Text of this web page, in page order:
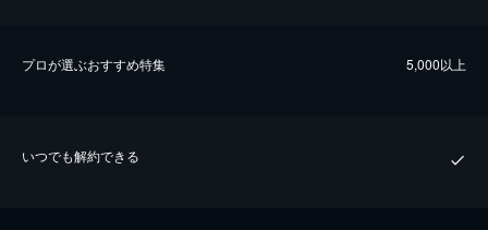
プロが選ぶおすすめ特集 5,000以上
いつでも解約できる